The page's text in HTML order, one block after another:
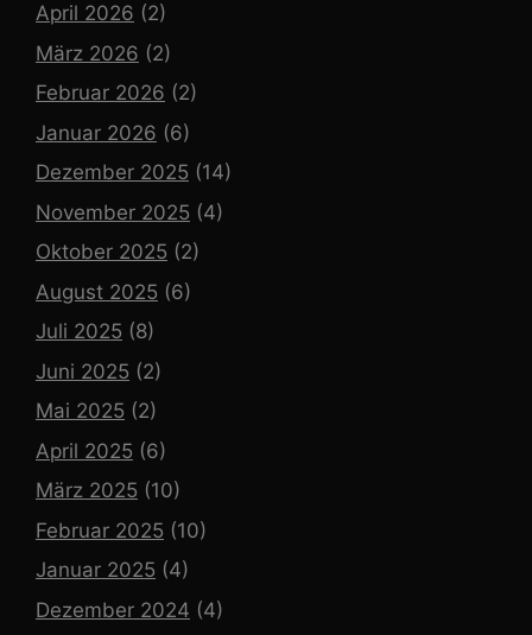
April 2026 (2)
März 2026 (2)
Februar 2026 (2)
Januar 2026 (6)
Dezember 2025 (14)
November 2025 (4)
Oktober 2025 (2)
August 2025 (6)
Juli 2025 (8)
Juni 2025 (2)
Mai 2025 (2)
April 2025 (6)
März 2025 (10)
Februar 2025 (10)
Januar 2025 (4)
Dezember 2024 (4)